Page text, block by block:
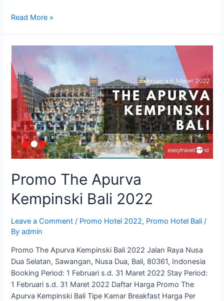
Promo
Awal
Tahun
2022
Read More »
Promo The Apurva
Kempinski Bali 2022
Leave a Comment / Promo Hotel 2022, Promo Hotel Bali /
Byadmin
Promo The Apurva Kempinski Bali 2022 Jalan Raya Nusa
Dua Selatan, Sawangan, Nusa Dua, Bali, 80361, Indonesia
Booking Period: 1 Februari s.d. 31 Maret 2022 Stay Period:
1 Februari s.d. 31 Maret 2022 Daftar Harga Promo The
Apurva Kempinski Bali Tipe Kamar Breakfast Harga Per